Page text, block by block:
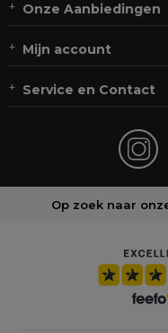
Onze Aanbiedingen
Mijn account
Service en Contact
Op zoek naar